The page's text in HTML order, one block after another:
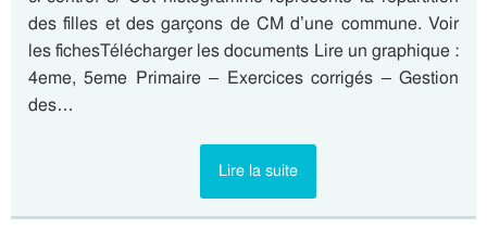
des filles et des garçons de CM d’une commune. Voir
les fichesTélécharger les documents Lire un graphique :
4eme, 5eme Primaire – Exercices corrigés – Gestion
des…
Lire la suite